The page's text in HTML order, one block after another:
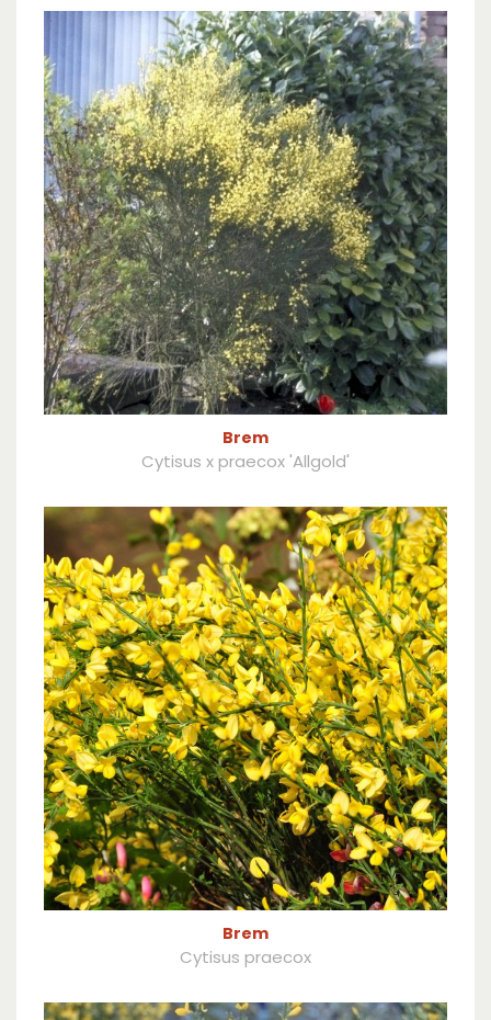
Brem
Cytisus x praecox 'Allgold'
Brem
Cytisus praecox